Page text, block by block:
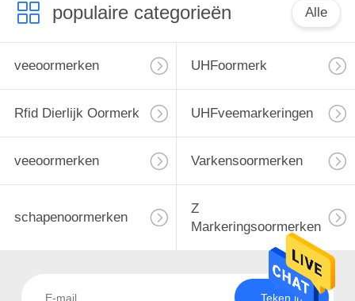
populaire categorieën Alle
veeoormerken UHFoormerk
Rfid Dierlijk Oormerk UHFveemarkeringen
veeoormerken Varkensoormerken
schapenoormerken
Z
Markeringsoormerken
Teken in